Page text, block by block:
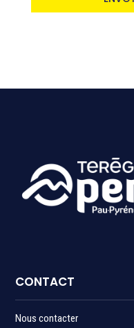
CONTACT
Nous contacter